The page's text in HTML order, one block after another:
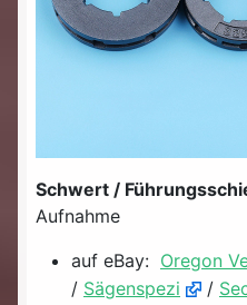
Schwert /
Aufnahme
auf eBay: Oregon
/ Sägenspezi /